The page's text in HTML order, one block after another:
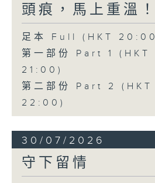
頭痕，馬上重溫！
足本 Full (HKT
第一部份 Part 1
21:00)
第二部份 Part 2
22:00)
30/07/2026
守下留情